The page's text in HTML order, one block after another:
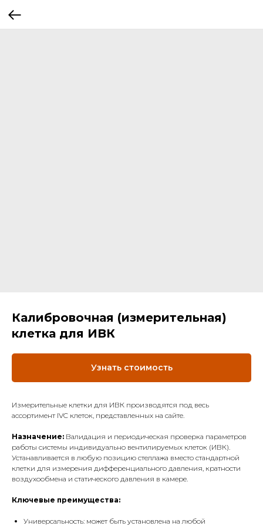
Калибровочная (измерительная)
клетка для ИВК
Узнать стоимость
Измерительные клетки для ИВК производятся под весь
ассортимент IVC клеток, представленных на сайте.
Назначение: Валидация и периодическая проверка параметров
работы системы индивидуально вентилируемых клеток (ИВК).
Устанавливается в любую позицию стеллажа вместо стандартной
клетки для измерения дифференциального давления, кратности
воздухообмена и статического давления в камере.
Ключевые преимущества:
Универсальность: может быть установлена на любой